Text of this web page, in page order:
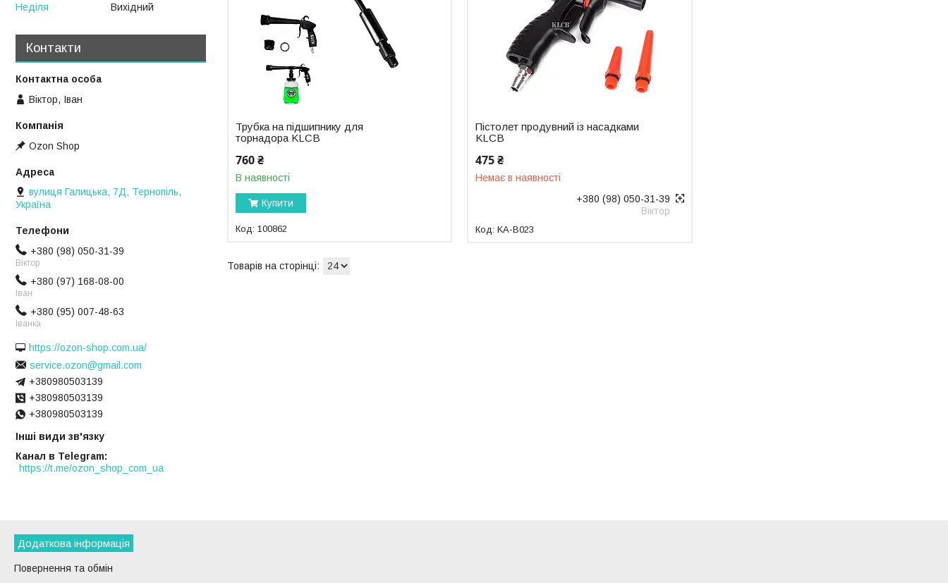
Трубка на підшипнику для
торнадора KLCB
760 ₴
В наявності
Купити
100862
Пістолет продувний із насадками
KLCB
475 ₴
Немає в наявності
+380 (98) 050-31-39
Віктор
KA-B023
Неділя
Вихідний
Контакти
Віктор, Іван
Ozon Shop
вулиця Галицька, 7Д, Тернопіль,
Україна
+380 (98) 050-31-39
Віктор
+380 (97) 168-08-00
Іван
+380 (95) 007-48-63
Іванка
https://ozon-shop.com.ua/
service.ozon@gmail.com
+380980503139
+380980503139
+380980503139
Інші види зв'язку
Канал в Telegram
https://t.me/ozon_shop_com_ua
Додаткова інформація
Повернення та обмін